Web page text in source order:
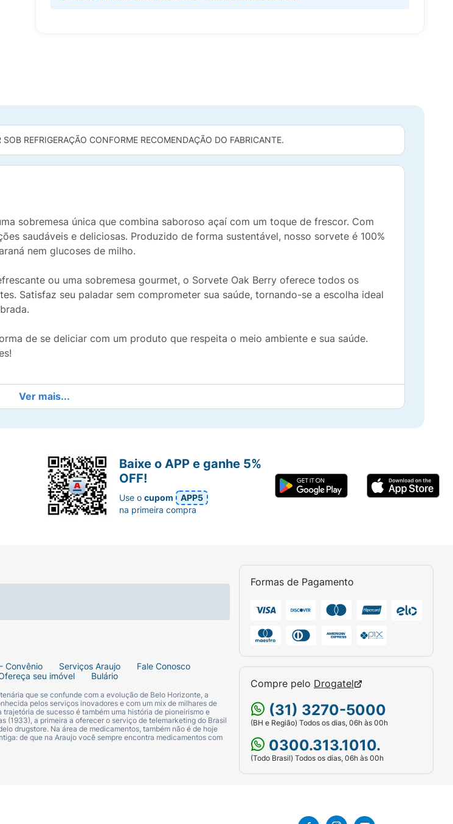
SOB REFRIGERAÇÃO CONFORME RECOMENDAÇÃO DO FABRICANTE.
sobremesa única que combina saboroso açaí com um toque de frescor. Com
saudáveis e deliciosas. Produzido de forma sustentável, nosso sorvete é 100%
nem glucoses de milho.
ou uma sobremesa gourmet, o Sorvete Oak Berry oferece todos os
Satisfaz seu paladar sem comprometer sua saúde, tornando-se a escolha ideal
de se deliciar com um produto que respeita o meio ambiente e sua saúde.
orgânica, estabilizante alginato de sódio*, aromatizante* e acidulante ácido
Ver mais...
Convênio Serviços Araujo
Fale Conosco
seu imóvel Bulário
que se confunde com a evolução de Belo Horizonte, a
pelos serviços inovadores e com um mix de milhares de
de sucesso é também uma história de pioneirismo e
(1933), a primeira a oferecer o serviço de telemarketing do Brasil
drugstore. Na área de medicamentos, também não é de hoje
de que na Araujo você sempre encontra medicamentos com
Formas de Pagamento
Compre pelo Drogatel
(31) 3270-5000
(BH e Região) Todos os dias, 06h às 00h
0300.313.1010.
(Todo Brasil) Todos os dias, 06h às 00h
Baixe o APP e ganhe 5%
OFF!
Use ocupom
APP5
na primeira compra